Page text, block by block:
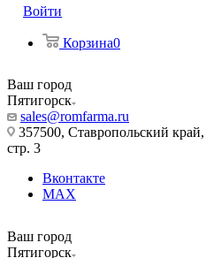
Войти
Корзина0
Ваш город
Пятигорск
sales@romfarma.ru
357500, Ставропольский
стр. 3
Вконтакте
MAX
Ваш город
Пятигорск